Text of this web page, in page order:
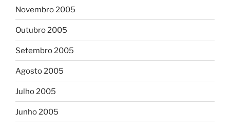
Novembro 2005
Outubro 2005
Setembro 2005
Agosto 2005
Julho 2005
Junho 2005